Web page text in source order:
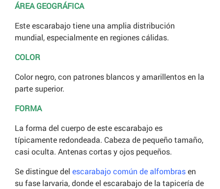
ÁREA GEOGRÁFICA
Este escarabajo tiene una amplia distribución
mundial, especialmente en regiones cálidas.
COLOR
Color negro, con patrones blancos y amarillentos en la
parte superior.
FORMA
La forma del cuerpo de este escarabajo es
típicamente redondeada. Cabeza de pequeño tamaño,
casi oculta. Antenas cortas y ojos pequeños.
Se distingue del escarabajo común de alfombrasen
su fase larvaria, donde el escarabajo de la tapicería de